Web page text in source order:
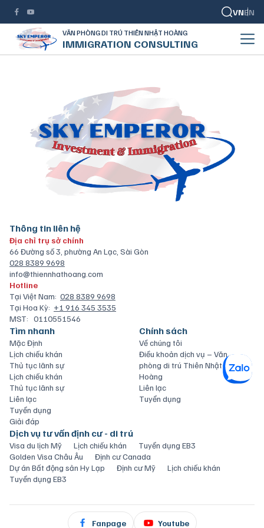
VNEN
VĂN PHÒNG DI TRÚ THIÊN NHẬT HOÀNG
IMMIGRATION CONSULTING
Thông tin liên hệ
Địa chỉ trụ sở chính
66 Đường số 3, phường An Lạc, Sài Gòn
028 8389 9698
info@thiennhathoang.com
Hotline
Tại Việt Nam: 028 8389 9698
Tại Hoa Kỳ: +1 916 345 3535
MST: 0110551546
Tìm nhanh
Mặc Định
Lịch chiếu khán
Thủ tục lãnh sự
Lịch chiếu khán
Thủ tục lãnh sự
Liên lạc
Tuyển dụng
Giải đáp
Chính sách
Về chúng tôi
Điều khoản dịch vụ – Văn
phòng di trú Thiên Nhật
Hoàng
Liên lạc
Tuyển dụng
Dịch vụ tư vấn định cư - di trú
Visa du lịch Mỹ Lịch chiếu khán
Tuyển dụng EB3
Golden Visa Châu Âu
Định cư Canada
Dự án Bất động sản Hy Lạp
Định cư Mỹ
Lịch chiếu khán
Tuyển dụng EB3
Fanpage Youtube